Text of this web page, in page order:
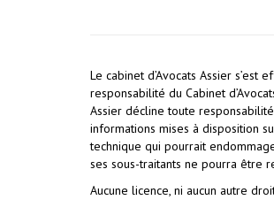
Le cabinet d’Avocats Assier
responsabilité du Cabinet
Assier décline toute
informations mises à disposition
technique qui pourrait
ses sous-traitants ne pourra être
Aucune licence, ni aucun autre